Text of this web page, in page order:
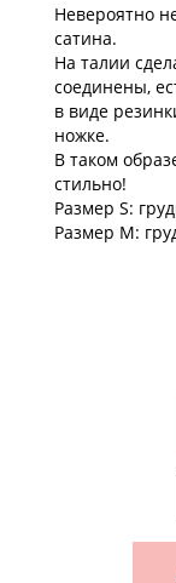
Невероятно
сатина.
На талии
соединены,
в виде
ножке.
В таком
стильно!
Размер S:
Размер М: